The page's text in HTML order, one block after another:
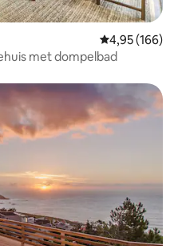
Gemiddelde
4,95 (166)
met dompelbad